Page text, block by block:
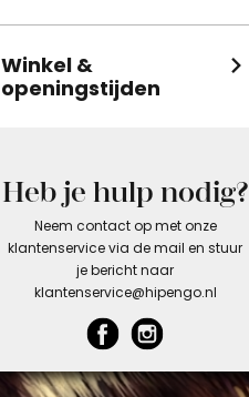
Winkel &
openingstijden
Heb je hulp nodig?
Neem contact op met onze
klantenservice via de mail en stuur
je bericht naar
klantenservice@hipengo.nl